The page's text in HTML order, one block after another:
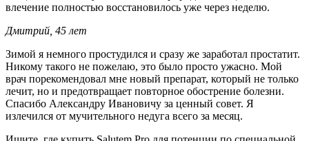
влечение полностью восстановилось уже через неделю.
Дмитрий, 45 лет
Зимой я немного простудился и сразу же заработал простатит.
Никому такого не пожелаю, это было просто ужасно. Мой
врач порекомендовал мне новый препарат, который не только
лечит, но и предотвращает повторное обострение болезни.
Спасибо Александру Ивановичу за ценный совет. Я
излечился от мучительного недуга всего за месяц.